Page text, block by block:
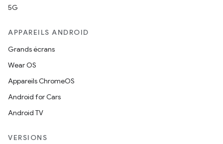
5G
APPAREILS ANDROID
Grands écrans
Wear OS
Appareils ChromeOS
Android for Cars
Android TV
VERSIONS